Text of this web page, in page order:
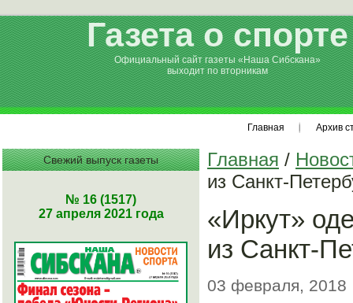
Газета о спорте
Официальный сайт газеты «Наша Сибскана»
выходит по вторникам
Главная Архив
Свежий выпуск газеты
№ 16 (1517)
27 апреля 2021 года
Главная /
из Санкт-
«Иркут»
из Санкт-
03 февраля, 2018